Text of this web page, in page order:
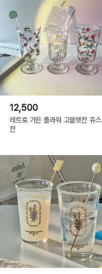
12,500
레트로 가든 플라워 고블렛잔 쥬스
잔